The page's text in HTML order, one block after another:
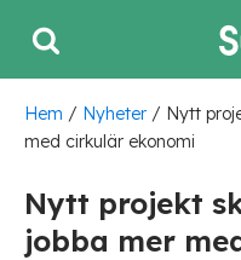
Hem / Nyheter / Nytt
med cirkulär ekonomi
Nytt projekt
jobba mer